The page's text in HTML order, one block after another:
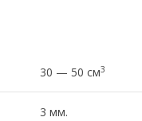
30 — 50 см3
3 мм.